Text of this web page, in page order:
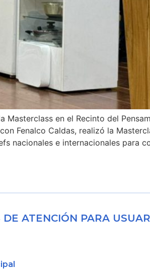
Masterclass en el Recinto del
Fenalco Caldas, realizó la
nacionales e internacionales para
DE ATENCIÓN PARA